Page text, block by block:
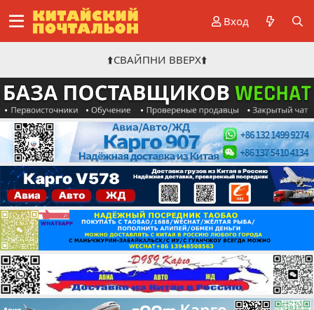
Вход
⬆️СВАЙПНИ ВВЕРХ⬆️